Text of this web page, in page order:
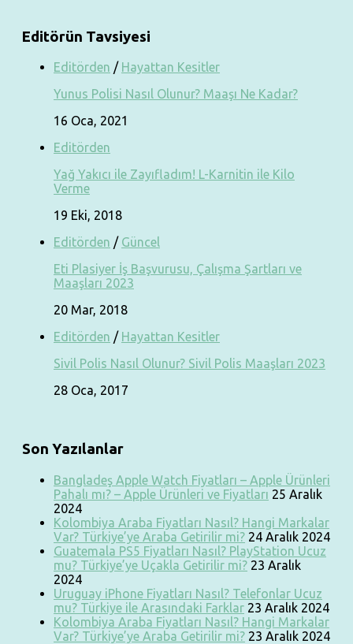
Editörün Tavsiyesi
Editörden / Hayattan Kesitler
Yunus Polisi Nasıl Olunur? Maaşı Ne Kadar?
16 Oca, 2021
Editörden
Yağ Yakıcı ile Zayıfladım! L-Karnitin ile Kilo
Verme
19 Eki, 2018
Editörden / Güncel
Eti Plasiyer İş Başvurusu, Çalışma Şartları ve
Maaşları 2023
20 Mar, 2018
Editörden / Hayattan Kesitler
Sivil Polis Nasıl Olunur? Sivil Polis Maaşları 2023
28 Oca, 2017
Son Yazılanlar
Bangladeş Apple Watch Fiyatları – Apple Ürünleri
Pahalı mı? – Apple Ürünleri ve Fiyatları 25 Aralık
2024
Kolombiya Araba Fiyatları Nasıl? Hangi Markalar
Var? Türkiye’ye Araba Getirilir mi? 24 Aralık 2024
Guatemala PS5 Fiyatları Nasıl? PlayStation Ucuz
mu? Türkiye’ye Uçakla Getirilir mi? 23 Aralık
2024
Uruguay iPhone Fiyatları Nasıl? Telefonlar Ucuz
mu? Türkiye ile Arasındaki Farklar 23 Aralık 2024
Kolombiya Araba Fiyatları Nasıl? Hangi Markalar
Var? Türkiye’ye Araba Getirilir mi? 23 Aralık 2024